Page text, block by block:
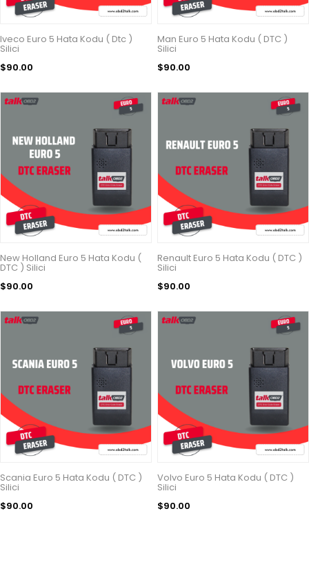
Iveco Euro 5 Hata Kodu ( Dtc )
Silici
$90.00
Man Euro 5 Hata Kodu ( DTC )
Silici
$90.00
New Holland Euro 5 Hata Kodu (
DTC ) Silici
$90.00
Renault Euro 5 Hata Kodu ( DTC )
Silici
$90.00
Scania Euro 5 Hata Kodu ( DTC )
Silici
$90.00
Volvo Euro 5 Hata Kodu ( DTC )
Silici
$90.00